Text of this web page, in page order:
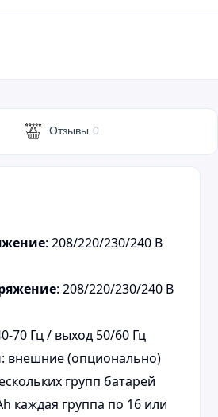
Отзывы 0
: 208/220/230/240 В
: 208/220/230/240 В
70 Гц / выход 50/60 Гц
: внешние (опционально)
групп батарей
каждая группа по 16 или